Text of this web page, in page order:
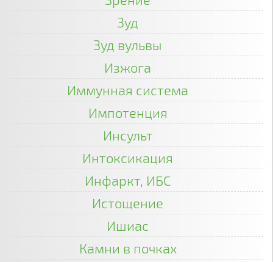
Зуд
Зуд вульвы
Изжога
Иммунная система
Импотенция
Инсульт
Интоксикация
Инфаркт, ИБС
Истощение
Ишиас
Камни в почках